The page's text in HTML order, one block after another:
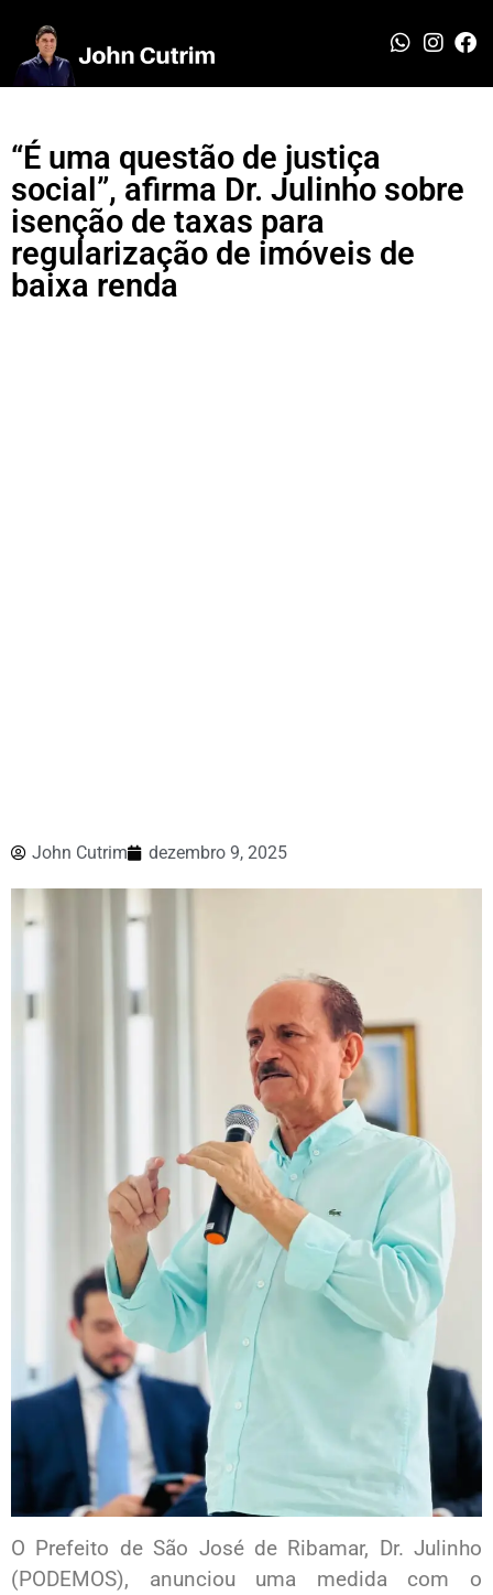
“É uma questão de justiça
social”, afirma Dr. Julinho sobre
isenção de taxas para
regularização de imóveis de
baixa renda
John Cutrim dezembro 9, 2025
O Prefeito de São José de Ribamar, Dr. Julinho
(PODEMOS), anunciou uma medida com o